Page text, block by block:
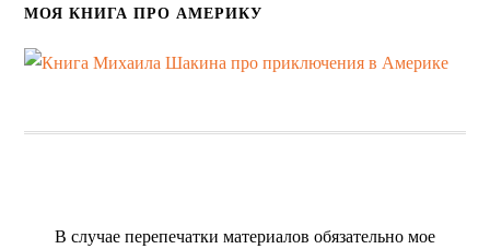
МОЯ КНИГА ПРО АМЕРИКУ
В случае перепечатки материалов обязательно мое